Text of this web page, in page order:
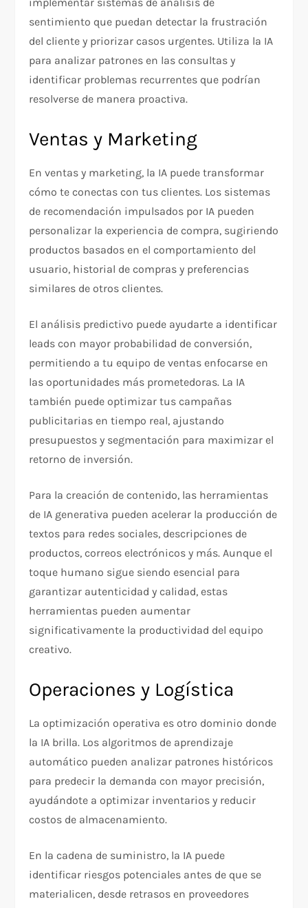
sentimiento que puedan detectar la frustración
del cliente y priorizar casos urgentes. Utiliza la IA
para analizar patrones en las consultas y
identificar problemas recurrentes que podrían
resolverse de manera proactiva.
Ventas y Marketing
En ventas y marketing, la IA puede transformar
cómo te conectas con tus clientes. Los sistemas
de recomendación impulsados por IA pueden
personalizar la experiencia de compra, sugiriendo
productos basados en el comportamiento del
usuario, historial de compras y preferencias
similares de otros clientes.
El análisis predictivo puede ayudarte a identificar
leads con mayor probabilidad de conversión,
permitiendo a tu equipo de ventas enfocarse en
las oportunidades más prometedoras. La IA
también puede optimizar tus campañas
publicitarias en tiempo real, ajustando
presupuestos y segmentación para maximizar el
retorno de inversión.
Para la creación de contenido, las herramientas
de IA generativa pueden acelerar la producción de
textos para redes sociales, descripciones de
productos, correos electrónicos y más. Aunque el
toque humano sigue siendo esencial para
garantizar autenticidad y calidad, estas
herramientas pueden aumentar
significativamente la productividad del equipo
creativo.
Operaciones y Logística
La optimización operativa es otro dominio donde
la IA brilla. Los algoritmos de aprendizaje
automático pueden analizar patrones históricos
para predecir la demanda con mayor precisión,
ayudándote a optimizar inventarios y reducir
costos de almacenamiento.
En la cadena de suministro, la IA puede
identificar riesgos potenciales antes de que se
materialicen, desde retrasos en proveedores